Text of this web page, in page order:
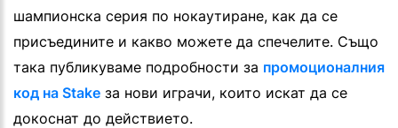
шампионска серия по нокаутиране, как да се
присъедините и какво можете да спечелите. Също
така публикуваме подробности за промоционалния
код на Stake за нови играчи, които искат да се
докоснат до действието.